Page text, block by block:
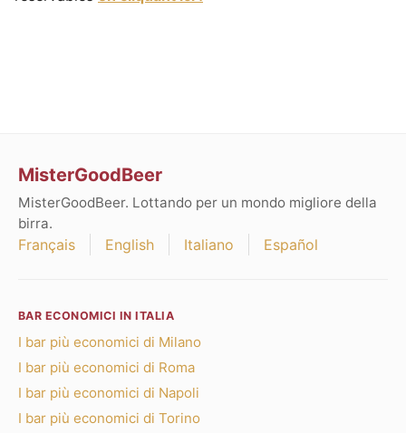
MisterGoodBeer
MisterGoodBeer. Lottando per un mondo migliore della
birra.
Français English Italiano Español
BAR ECONOMICI IN ITALIA
I bar più economici di Milano
I bar più economici di Roma
I bar più economici di Napoli
I bar più economici di Torino